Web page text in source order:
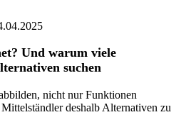
Und warum viele
suchen
nicht nur Funktionen
deshalb Alternativen zu